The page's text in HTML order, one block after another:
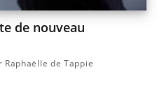
de nouveau
Raphaëlle de Tappie